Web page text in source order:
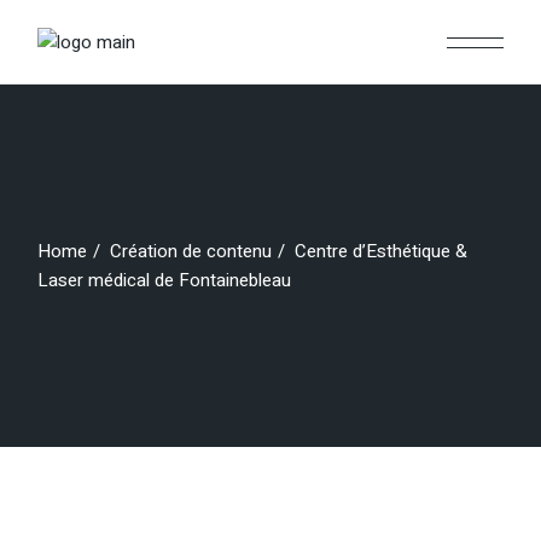
Home Création de contenu
Centre d’Esthétique &
Laser médical de Fontainebleau